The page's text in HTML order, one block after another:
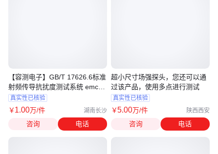
【容测电子】GB/T 17626.6标准
射频传导抗扰度测试系统 emc实
验设备
真实性已核验
￥1.00万/件 湖南长沙
咨询 电话
超小尺寸场强探头，您还可以通
过该产品，使用多点进行测试
真实性已核验
￥5.00万/件 陕西西安
咨询 电话